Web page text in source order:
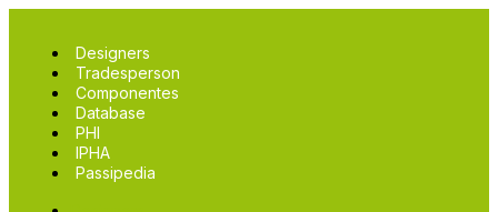
Designers
Tradesperson
Componentes
Database
PHI
IPHA
Passipedia